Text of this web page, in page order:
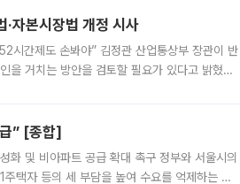
자본시장법 개정 시사
시간제도 손봐야” 김정관 산업통상부 장관이 반
을 거치는 방안을 검토할 필요가 있다고 밝혔다.
” [종합]
화 및 비아파트 공급 확대 촉구 정부와 서울시의
택자 등의 세 부담을 높여 수요를 억제하는 카